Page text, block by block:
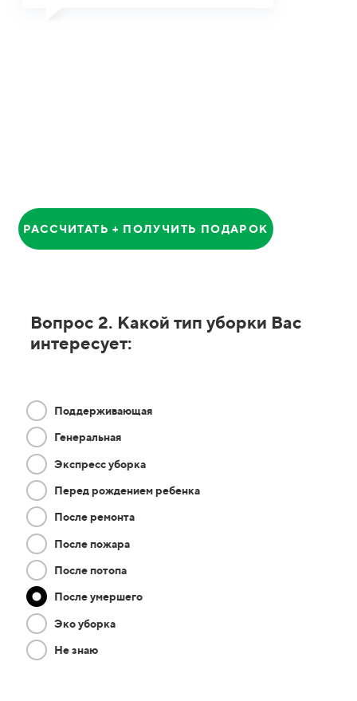
РАССЧИТАТЬ + ПОЛУЧИТЬ ПОДАРОК
Вопрос 2. Какой тип уборки Вас
интересует:
Поддерживающая
Генеральная
Экспресс уборка
Перед рождением ребенка
После ремонта
После пожара
После потопа
После умершего
Эко уборка
Не знаю